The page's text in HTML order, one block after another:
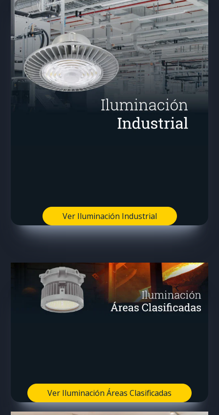
Ver Iluminación Industrial
Ver Iluminación Áreas Clasificadas